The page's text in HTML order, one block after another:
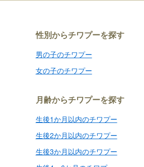
性別からチワプーを探す
男の子のチワプー
女の子のチワプー
月齢からチワプーを探す
生後1か月以内のチワプー
生後2か月以内のチワプー
生後3か月以内のチワプー